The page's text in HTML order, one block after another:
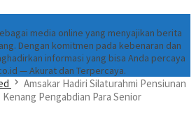
media online yang menyajikan berita
Dengan komitmen pada kebenaran dan
informasi yang bisa Anda percaya
— Akurat dan Terpercaya.
Amsakar Hadiri Silaturahmi Pensiunan
Pengabdian Para Senior